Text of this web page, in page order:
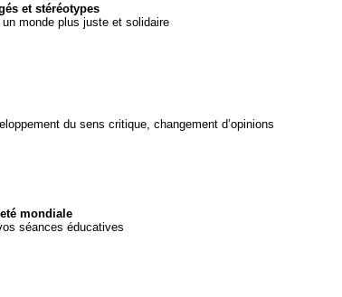
et stéréotypes
monde plus juste et solidaire
du sens critique, changement d’opinions
mondiale
séances éducatives